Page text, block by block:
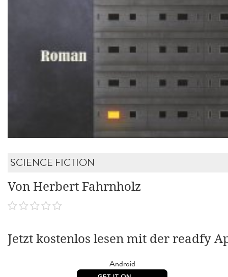
SCIENCE FICTION
Von Herbert Fahrnholz
Jetzt kostenlos lesen mit der readfy
Android